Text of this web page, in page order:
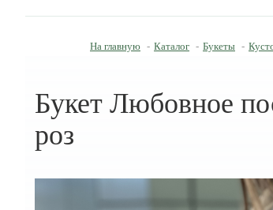
На главную - Каталог - Букеты -
Букет Любовное
роз